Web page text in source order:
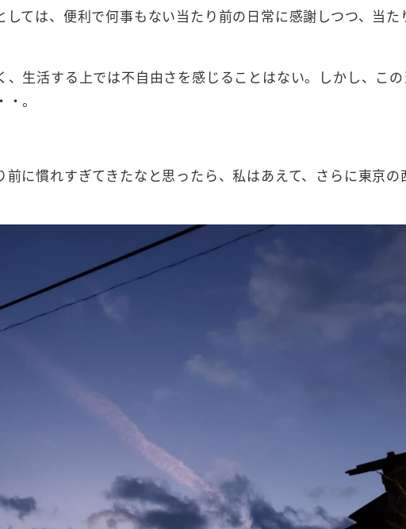
ては、便利で何事もない当たり前の日常に感謝しつつ、当た
生活する上では不自由さを感じることはない。しかし、こ
。
に慣れすぎてきたなと思ったら、私はあえて、さらに東京の